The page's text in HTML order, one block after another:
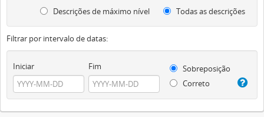
Descrições de máximo nível Todas as descrições
Filtrar por intervalo de datas:
Iniciar Fim
Sobreposição
Correto